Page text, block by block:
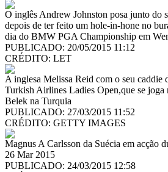
O inglês Andrew Johnston posa junto do
depois de ter feito um hole-in-hone no
dia do BMW PGA Championship em
PUBLICADO: 20/05/2015 11:12
CRÉDITO: LET
A inglesa Melissa Reid com o seu caddie
Turkish Airlines Ladies Open,que se
Belek na Turquia
PUBLICADO: 27/03/2015 11:52
CRÉDITO: GETTY IMAGES
Magnus A Carlsson da Suécia em acção
26 Mar 2015
PUBLICADO: 24/03/2015 12:58